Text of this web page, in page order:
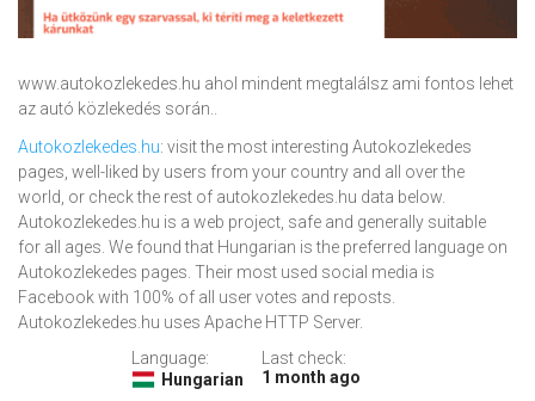
www.autokozlekedes.hu ahol mindent megtalálsz ami fontos lehet
az autó közlekedés során..
Autokozlekedes.hu: visit the most interesting Autokozlekedes
pages, well-liked by users from your country and all over the
world, or check the rest of autokozlekedes.hu data below.
Autokozlekedes.hu is a web project, safe and generally suitable
for all ages. We found that Hungarian is the preferred language on
Autokozlekedes pages. Their most used social media is
Facebook with 100% of all user votes and reposts.
Autokozlekedes.hu uses Apache HTTP Server.
Language:
Hungarian
Last check:
1 month ago